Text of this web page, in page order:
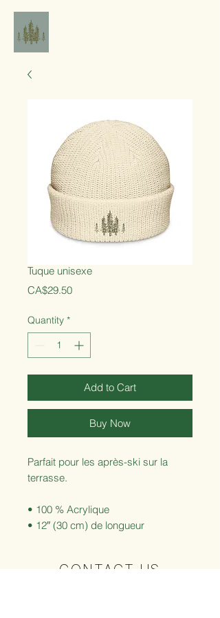
Tuque unisexe
CA$29.50Price
Quantity *
Add to Cart
Buy Now
Parfait pour les après-ski sur la
terrasse.
• 100 % Acrylique
• 12″ (30 cm) de longueur
CONTACT US